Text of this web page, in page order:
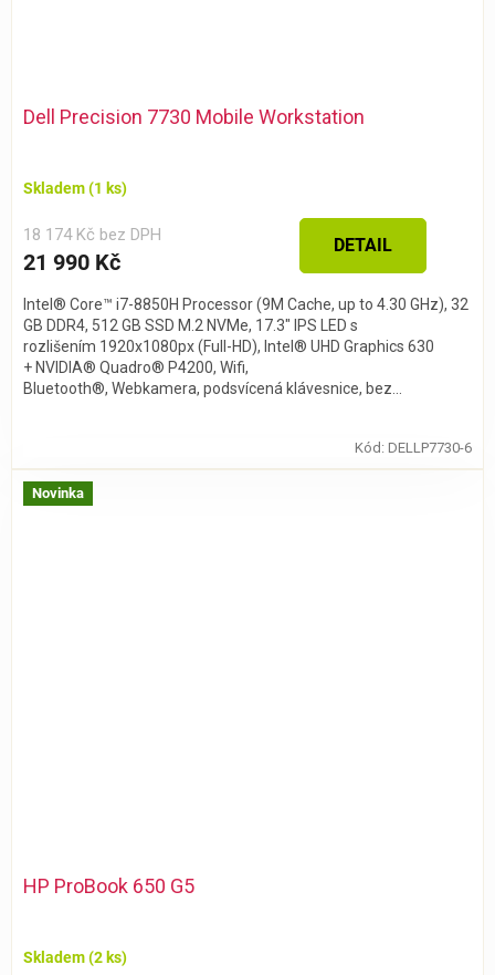
Dell Precision 7730 Mobile Workstation
Skladem(1 ks)
18 174 Kč bez DPH
21 990 Kč
DETAIL
Intel® Core™ i7-8850H Processor (9M Cache, up to 4.30 GHz), 32
GB DDR4, 512 GB SSD M.2 NVMe, 17.3" IPS LED s
rozlišením 1920x1080px (Full-HD), Intel® UHD Graphics 630
+ NVIDIA® Quadro® P4200, Wifi,
Bluetooth®, Webkamera, podsvícená klávesnice, bez...
Kód: DELLP7730-6
Novinka
HP ProBook 650 G5
Skladem(2 ks)